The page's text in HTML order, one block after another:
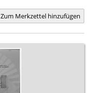
Zum Merkzettel hinzufügen